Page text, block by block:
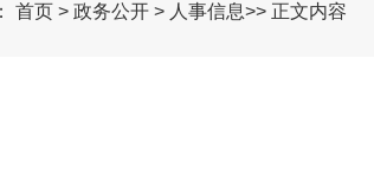
首页 > 政务公开 > 人事信息>> 正文内容